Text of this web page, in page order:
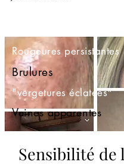
Rougeures persistantes
Brulures
"vergetures éclatées"
Veines apparentes
Sensibilité de